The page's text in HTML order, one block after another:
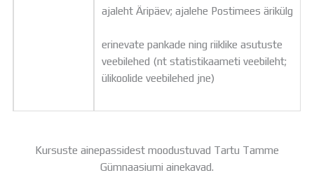
ajaleht Äripäev; ajalehe Postimees ärikülg
erinevate pankade ning riiklike asutuste
veebilehed (nt statistikaameti veebileht;
ülikoolide veebilehed jne)
Kursuste ainepassidest moodustuvad Tartu Tamme
Gümnaasiumi ainekavad.